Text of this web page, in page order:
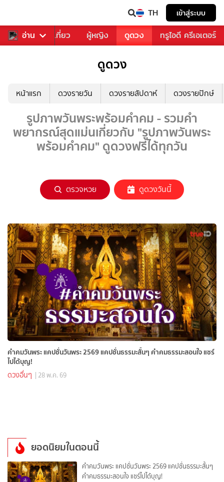
TH เข้าสู่ระบบ
อ่าน
อาหาร ท่องเที่ยว ผู้หญิง ดูดวง ทรูไอดี ครีเอเตอร์
ดูดวง
หน้าแรก ดวงรายวัน ดวงรายสัปดาห์ ดวงรายปักษ์
รูปภาพวันพระพร้อมคำคม - รวมคำ
พยากรณ์สุดแม่นเกี่ยวกับ "รูปภาพวันพระ
พร้อมคำคม" ดูดวงฟรีได้ทุกวัน
ตรวจหวย ดูดวงวันนี้
คำคมวันพระ แคปชั่นวันพระ 2569 แคปชั่นธรรมะสั้นๆ คำคมธรรมะสอนใจ แชร์
ไปได้บุญ!
ดวงอื่นๆ | 28 พ.ค. 69
ยอดนิยมในตอนนี้
คำคมวันพระ แคปชั่นวันพระ 2569 แคปชั่นธรรมะสั้นๆ
คำคมธรรมะสอนใจ แชร์ไปได้บุญ!